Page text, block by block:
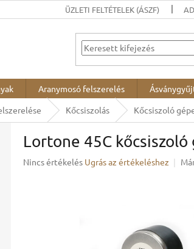
ÜZLETI FELTÉTELEK (ÁSZF)
Aranymosó felszerelés
Kőcsiszolás Kőcsiszoló
Lortone 45C kőcsiszoló
A
Nincs értékelés Ugrás az értékeléshez